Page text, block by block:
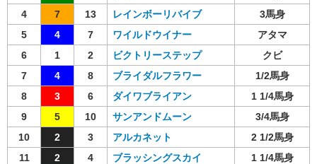
4
7 13 レインボーリバイブ
3馬身
5
4 7 ワイルドウイナー
アタマ
6
1 2 ビクトリーステップ
クビ
7
4 8 ブライダルフラワー
1/2馬身
8
3 6 ダイワブライアン
1 1/4馬身
9
5 10 サンアンドムーン
3/4馬身
10
2 3 アルカネット
2 1/2馬身
11
2 4 ブラッシングスカイ
1 1/4馬身